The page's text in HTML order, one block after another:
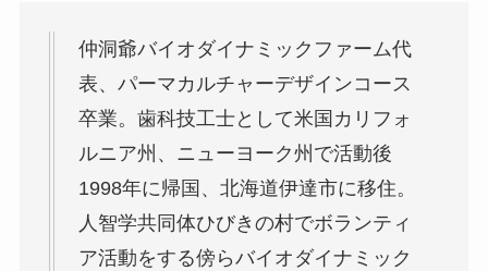
仲洞爺バイオダイナミックファーム代
表、パーマカルチャーデザインコース
卒業。歯科技工士として米国カリフォ
ルニア州、ニューヨーク州で活動後
1998年に帰国、北海道伊達市に移住。
人智学共同体ひびきの村でボランティ
ア活動をする傍らバイオダイナミック